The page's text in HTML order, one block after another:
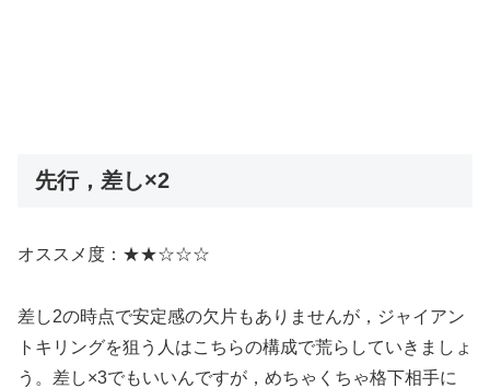
先行，差し×2
オススメ度：★★☆☆☆
差し2の時点で安定感の欠片もありませんが，ジャイアン
トキリングを狙う人はこちらの構成で荒らしていきましょ
う。差し×3でもいいんですが，めちゃくちゃ格下相手に